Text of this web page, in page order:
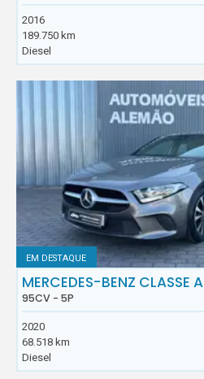
2016
189.750 km
Diesel
EM DESTAQUE
MERCEDES-BENZ CLASSE A
95CV - 5P
2020
68.518 km
Diesel